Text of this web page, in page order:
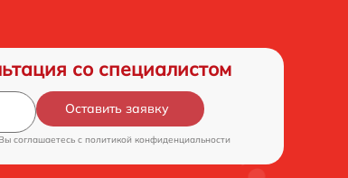
со специалистом
Оставить заявку
соглашаетесь c политикой конфиденциальности